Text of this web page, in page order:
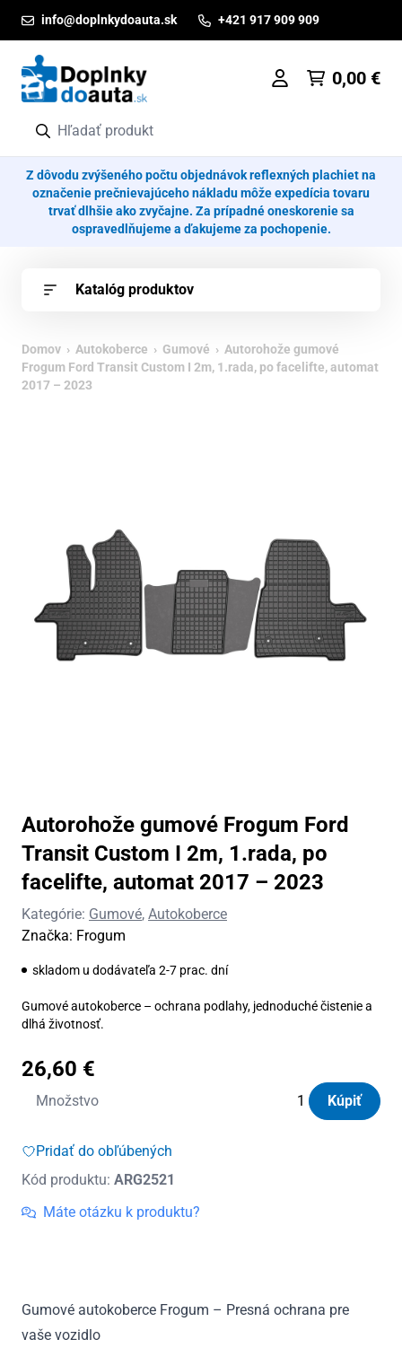
info@doplnkydoauta.sk +421 917 909 909
0,00 €
Z dôvodu zvýšeného počtu objednávok reflexných plachiet na
označenie prečnievajúceho nákladu môže expedícia tovaru
trvať dlhšie ako zvyčajne. Za prípadné oneskorenie sa
ospravedlňujeme a ďakujeme za pochopenie.
Katalóg produktov
Domov › Autokoberce › Gumové › Autorohože gumové
Frogum Ford Transit Custom I 2m, 1.rada, po facelifte, automat
2017 – 2023
Autorohože gumové Frogum Ford
Transit Custom I 2m, 1.rada, po
facelifte, automat 2017 – 2023
Kategórie: Gumové, Autokoberce
Značka: Frogum
skladom u dodávateľa 2-7 prac. dní
Gumové autokoberce – ochrana podlahy, jednoduché čistenie a
dlhá životnosť.
26,60 €
Množstvo
množstvo
gumové
Ford
Transit
po
facelifte,
Kúpiť
Pridať do obľúbených
Kód produktu: ARG2521
Máte otázku k produktu?
Gumové autokoberce Frogum – Presná ochrana pre
vaše vozidlo